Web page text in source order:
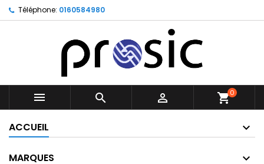
Téléphone: 0160584980
   shopping_cart0
ACCUEIL
MARQUES